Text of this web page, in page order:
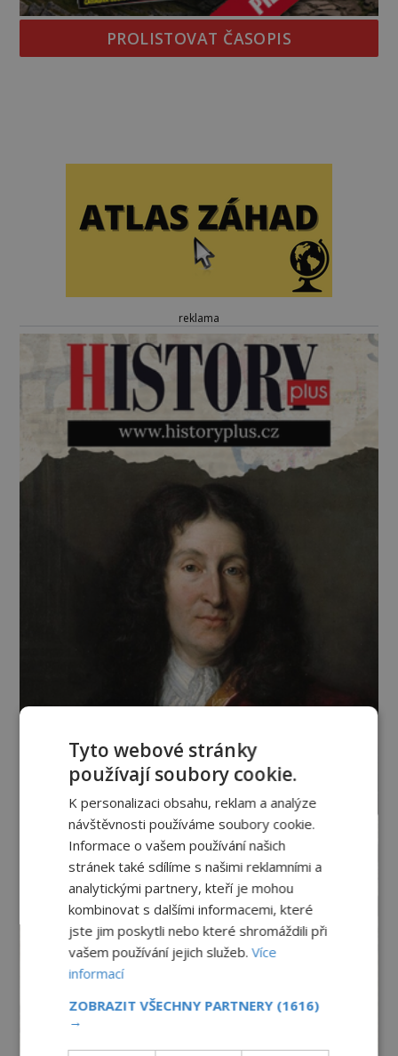
PROLISTOVAT ČASOPIS
reklama
Tyto webové stránky
používají soubory cookie.
K personalizaci obsahu, reklam a analýze
návštěvnosti používáme soubory cookie.
Informace o vašem používání našich
stránek také sdílíme s našimi reklamními a
analytickými partnery, kteří je mohou
kombinovat s dalšími informacemi, které
jste jim poskytli nebo které shromáždili při
vašem používání jejich služeb.Více
informací
ZOBRAZIT VŠECHNY PARTNERY (1616)
→